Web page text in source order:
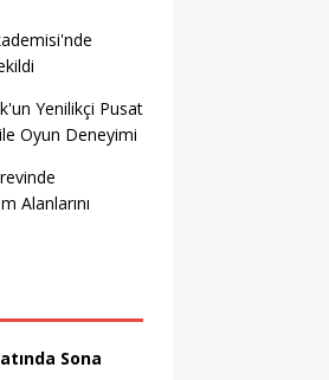
Yenilikçi Pusat
Oyun Deneyimi
Alanlarını
Sona